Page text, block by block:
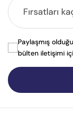
Paylaşmış
bülten iletişimi